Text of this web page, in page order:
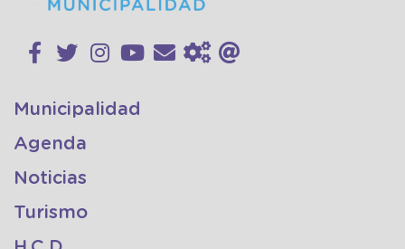
Municipalidad
Agenda
Noticias
Turismo